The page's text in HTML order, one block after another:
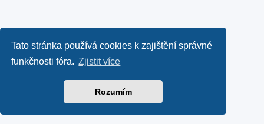
Tato stránka používá cookies k zajištění správné
funkčnosti fóra. Zjistit více
Rozumím